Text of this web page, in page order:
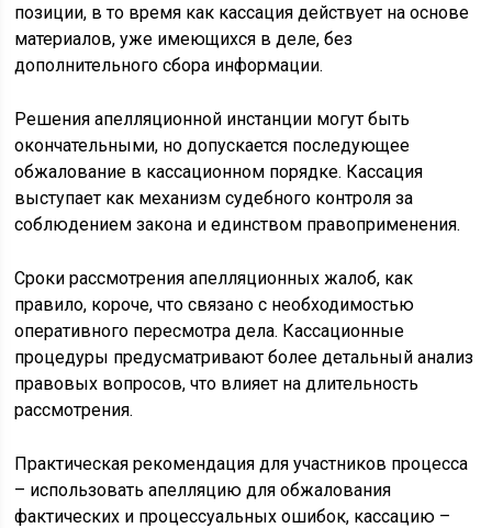
позиции, в то время как кассация действует на основе
материалов, уже имеющихся в деле, без
дополнительного сбора информации.
Решения апелляционной инстанции могут быть
окончательными, но допускается последующее
обжалование в кассационном порядке. Кассация
выступает как механизм судебного контроля за
соблюдением закона и единством правоприменения.
Сроки рассмотрения апелляционных жалоб, как
правило, короче, что связано с необходимостью
оперативного пересмотра дела. Кассационные
процедуры предусматривают более детальный анализ
правовых вопросов, что влияет на длительность
рассмотрения.
Практическая рекомендация для участников процесса
– использовать апелляцию для обжалования
фактических и процессуальных ошибок, кассацию –